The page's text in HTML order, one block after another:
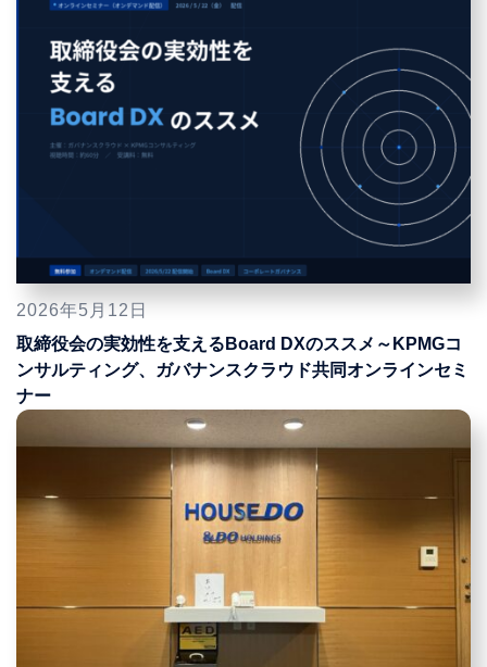
2026年5月12日
取締役会の実効性を支えるBoard DXのススメ～KPMGコ
ンサルティング、ガバナンスクラウド共同オンラインセミ
ナー